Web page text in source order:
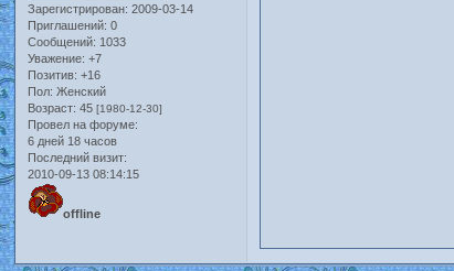
Зарегистрирован: 2009-03-14
Приглашений: 0
Сообщений: 1033
Уважение: +7
Позитив: +16
Пол: Женский
Возраст: 45[1980-12-30]
Провел на форуме:
6 дней 18 часов
Последний визит:
2010-09-13 08:14:15
offline